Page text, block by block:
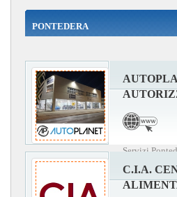
PONTEDERA
Servizi
C.I.A.